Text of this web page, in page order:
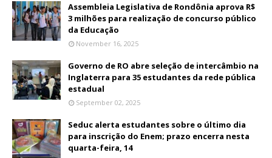
Assembleia Legislativa de Rondônia aprova R$
3 milhões para realização de concurso público
da Educação
November 16, 2025
Governo de RO abre seleção de intercâmbio na
Inglaterra para 35 estudantes da rede pública
estadual
September 02, 2025
Seduc alerta estudantes sobre o último dia
para inscrição do Enem; prazo encerra nesta
quarta-feira, 14